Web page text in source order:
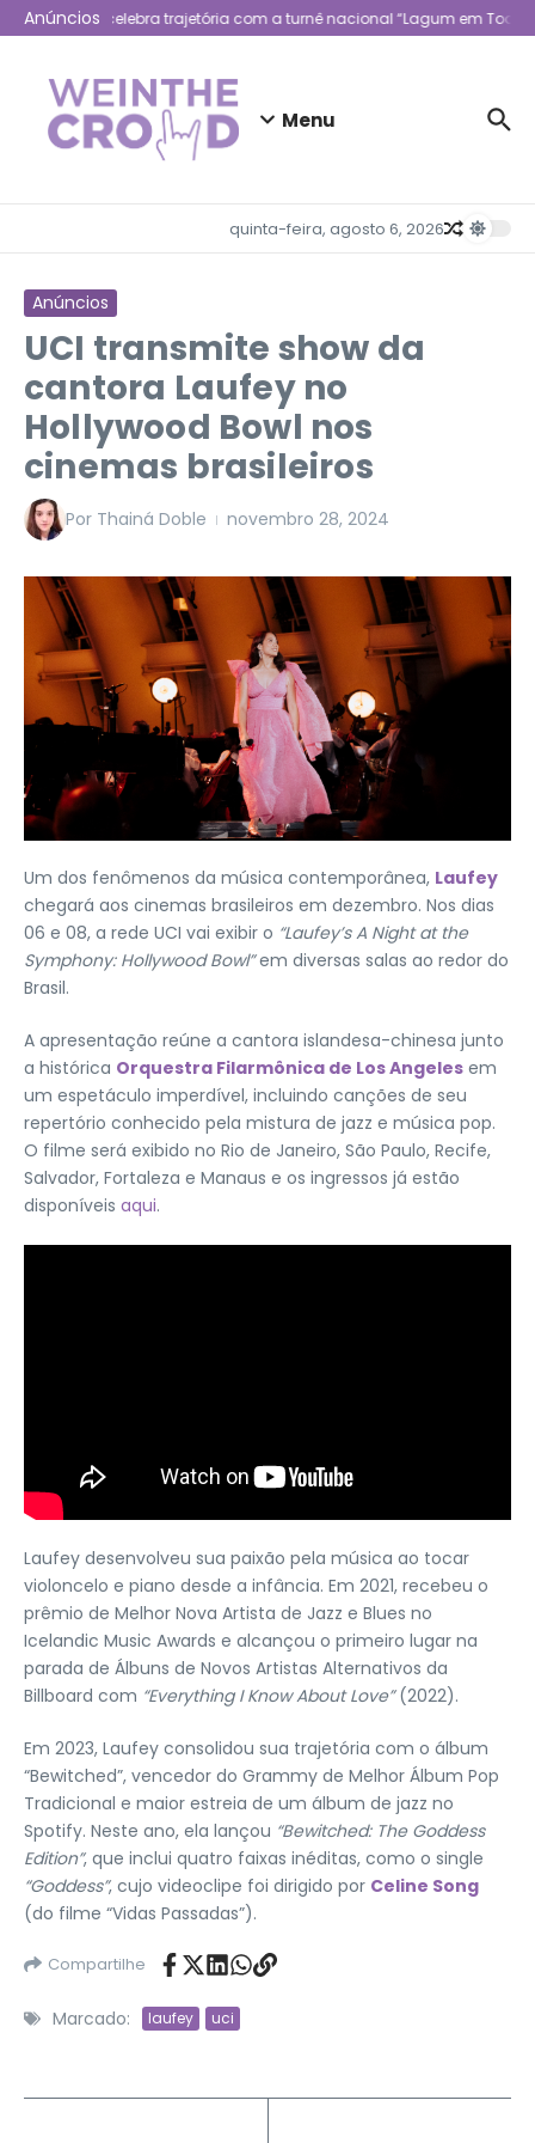
Ir para o conteúdo
Anúncios
Lagum celebra trajetória com a turnê nacional “Lagum em Todo
Menu
quinta-feira, agosto 6, 2026
Anúncios
UCI transmite show da
cantora Laufey no
Hollywood Bowl nos
cinemas brasileiros
Por Thainá Doble novembro 28, 2024
Um dos fenômenos da música contemporânea, Laufey
chegará aos cinemas brasileiros em dezembro. Nos dias
06 e 08, a rede UCI vai exibir o “Laufey’s A Night at the
Symphony: Hollywood Bowl”em diversas salas ao redor do
Brasil.
A apresentação reúne a cantora islandesa-chinesa junto
a histórica Orquestra Filarmônica de Los Angeles em
um espetáculo imperdível, incluindo canções de seu
repertório conhecido pela mistura de jazz e música pop.
O filme será exibido no Rio de Janeiro, São Paulo, Recife,
Salvador, Fortaleza e Manaus e os ingressos já estão
disponíveis aqui.
Laufey desenvolveu sua paixão pela música ao tocar
violoncelo e piano desde a infância. Em 2021, recebeu o
prêmio de Melhor Nova Artista de Jazz e Blues no
Icelandic Music Awards e alcançou o primeiro lugar na
parada de Álbuns de Novos Artistas Alternativos da
Billboard com “Everything I Know About Love”(2022).
Em 2023, Laufey consolidou sua trajetória com o álbum
“Bewitched”, vencedor do Grammy de Melhor Álbum Pop
Tradicional e maior estreia de um álbum de jazz no
Spotify. Neste ano, ela lançou “Bewitched: The Goddess
Edition”, que inclui quatro faixas inéditas, como o single
“Goddess”, cujo videoclipe foi dirigido por Celine Song
(do filme “Vidas Passadas”).
Compartilhe
Marcado: laufey uci